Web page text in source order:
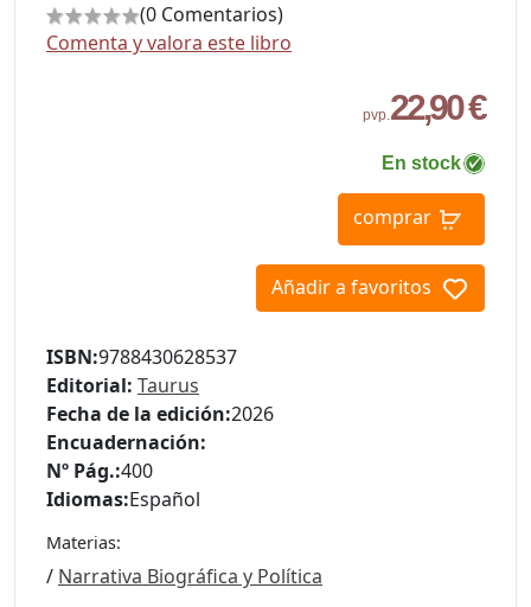
(0 Comentarios)
Comenta y valora este libro
pvp.22,90 €
En stock
comprar
Añadir a favoritos
ISBN:9788430628537
Editorial: Taurus
Fecha de la edición:2026
Encuadernación:
Nº Pág.:400
Idiomas:Español
Materias:
/ Narrativa Biográfica y Política